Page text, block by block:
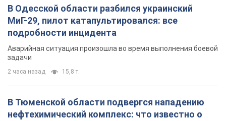
В Одесской области разбился украинский
МиГ-29, пилот катапультировался: все
подробности инцидента
Аварийная ситуация произошла во время выполнения боевой
задачи
2 часа назад 15,8 т.
В Тюменской области подвергся нападению
нефтехимический комплекс: что известно о